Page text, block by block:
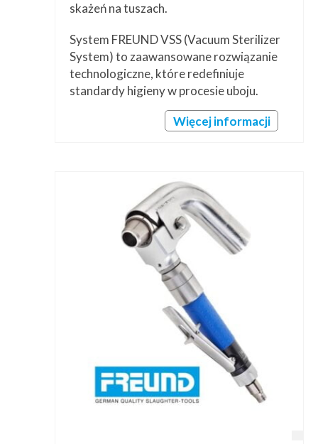
skażeń na tuszach.
System FREUND VSS (Vacuum Sterilizer
System) to zaawansowane rozwiązanie
technologiczne, które redefiniuje
standardy higieny w procesie uboju.
Więcej informacji